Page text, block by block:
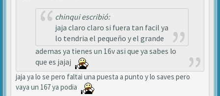
chinqui escribió:
jaja claro claro si fuera tan facil ya
lo tendria el pequeño y el grande
ademas ya tienes un 16v asi que ya sabes lo
que es jajaj
jaja ya lo se pero faltai una puesta a punto y lo saves pero
vaya un 167 ya podia